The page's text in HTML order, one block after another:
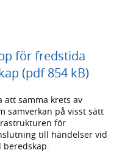
för fredstida
(pdf 854 kB)
att samma krets av
samverkan på visst sätt
för
till händelser vid